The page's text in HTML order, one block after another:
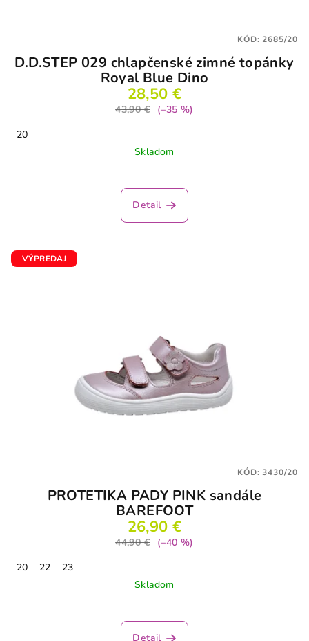
D.D.STEP 029 chlapčenské zimné topánky
Royal Blue Dino
28,50 €
43,90 €
(–35 %)
20
Skladom
Detail
KÓD:2685/20
VÝPREDAJ
PROTETIKA PADY PINK sandále
BAREFOOT
26,90 €
44,90 €
(–40 %)
20
22
23
Skladom
hodnotenie
produktu
Detail
KÓD:3430/20